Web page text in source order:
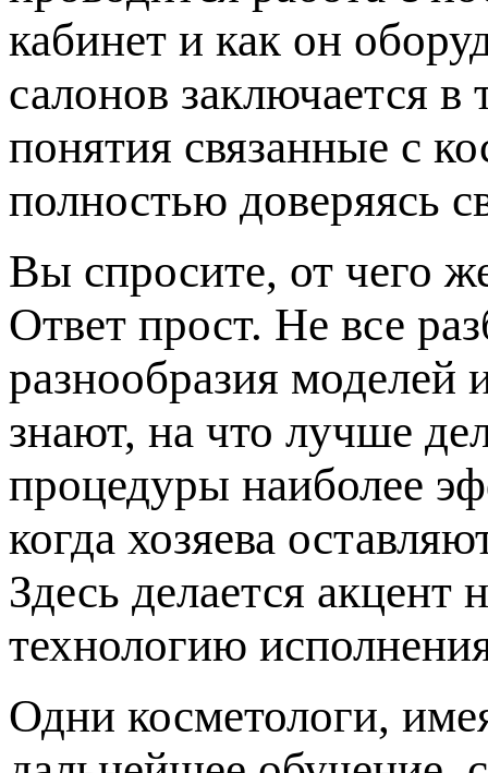
кабинет и как он
салонов заключается
понятия связанные с
полностью доверяясь
Вы спросите, от чего
Ответ прост. Не все
разнообразия моделей
знают, на что лучше
процедуры наиболее
когда хозяева
Здесь делается акцент
технологию
Одни косметологи,